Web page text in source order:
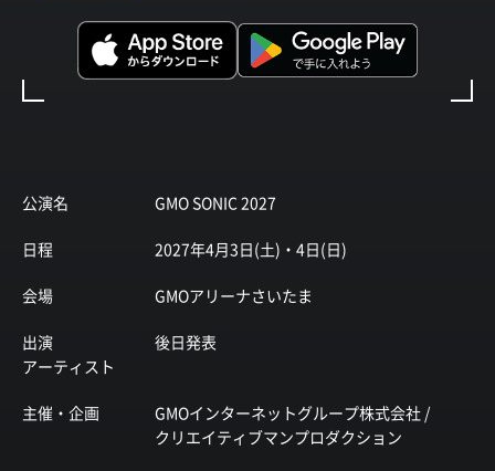
公演名 GMO SONIC 2027
日程 2027年4月3日(土)・4日(日)
会場 GMOアリーナさいたま
出演
アーティスト
後日発表
主催・企画
GMOインターネットグループ株式会社 /
クリエイティブマンプロダクション